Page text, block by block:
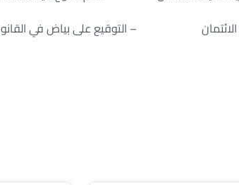
الائتمان – التوقيع على بياض في